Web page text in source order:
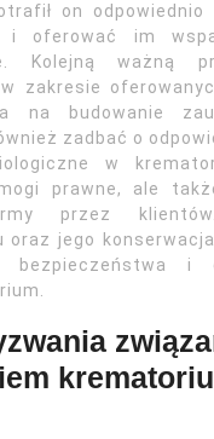
on odpowiednio
i oferować im
Kolejną ważną
zakresie
na budowanie
zadbać o
w
prawne, ale
przez
oraz jego
bezpieczeństwa i